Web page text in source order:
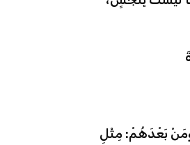
وَمَنْ بَعْدَهُمْ: مِثْلِ